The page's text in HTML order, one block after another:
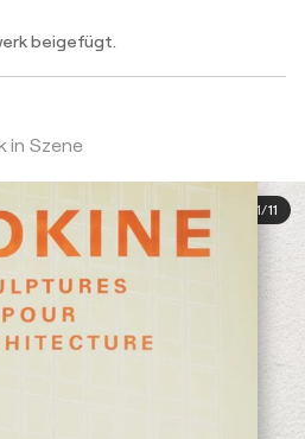
beigefügt.
in Szene
1/11